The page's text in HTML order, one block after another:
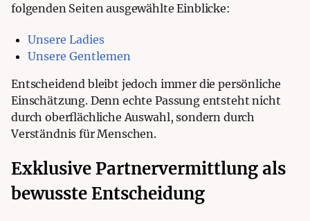
folgenden Seiten ausgewählte Einblicke:
Unsere Ladies
Unsere Gentlemen
Entscheidend bleibt jedoch immer die persönliche
Einschätzung. Denn echte Passung entsteht nicht
durch oberflächliche Auswahl, sondern durch
Verständnis für Menschen.
Exklusive Partnervermittlung als
bewusste Entscheidung